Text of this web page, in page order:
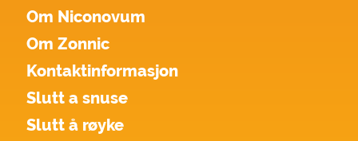
Om Niconovum
Om Zonnic
Kontaktinformasjon
Slutt a snuse
Slutt å røyke